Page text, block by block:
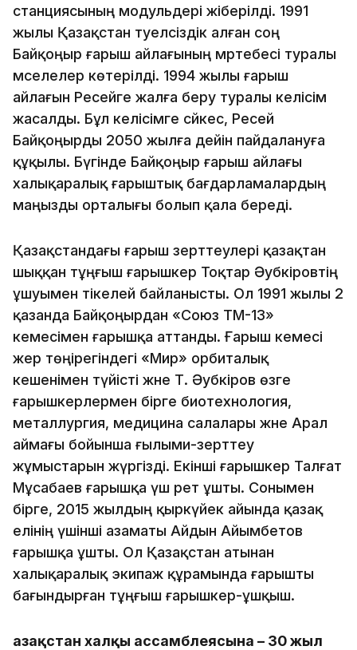
станциясының модульдері жіберілді. 1991
жылы Қазақстан тәуелсіздік алған соң
Байқоңыр ғарыш айлағының мәртебесі туралы
мәселелер көтерілді. 1994 жылы ғарыш
айлағын Ресейге жалға беру туралы келісім
жасалды. Бұл келісімге сәйкес, Ресей
Байқоңырды 2050 жылға дейін пайдалануға
құқылы. Бүгінде Байқоңыр ғарыш айлағы
халықаралық ғарыштық бағдарламалардың
маңызды орталығы болып қала береді.
Қазақстандағы ғарыш зерттеулері қазақтан
шыққан тұңғыш ғарышкер Тоқтар Әубәкіровтің
ұшуымен тікелей байланысты. Ол 1991 жылы 2
қазанда Байқоңырдан «Союз ТМ-13»
кемесімен ғарышқа аттанды. Ғарыш кемесі
жер төңірегіндегі «Мир» орбиталық
кешенімен түйісті және Т. Әубәкіров өзге
ғарышкерлермен бірге биотехнология,
металлургия, медицина салалары және Арал
аймағы бойынша ғылыми-зерттеу
жұмыстарын жүргізді. Екінші ғарышкер Талғат
Мұсабаев ғарышқа үш рет ұшты. Сонымен
бірге, 2015 жылдың қыркүйек айында қазақ
елінің үшінші азаматы Айдын Айымбетов
ғарышқа ұшты. Ол Қазақстан атынан
халықаралық экипаж құрамында ғарышты
бағындырған тұңғыш ғарышкер-ұшқыш.
Қазақстан халқы ассамблеясына – 30 жыл